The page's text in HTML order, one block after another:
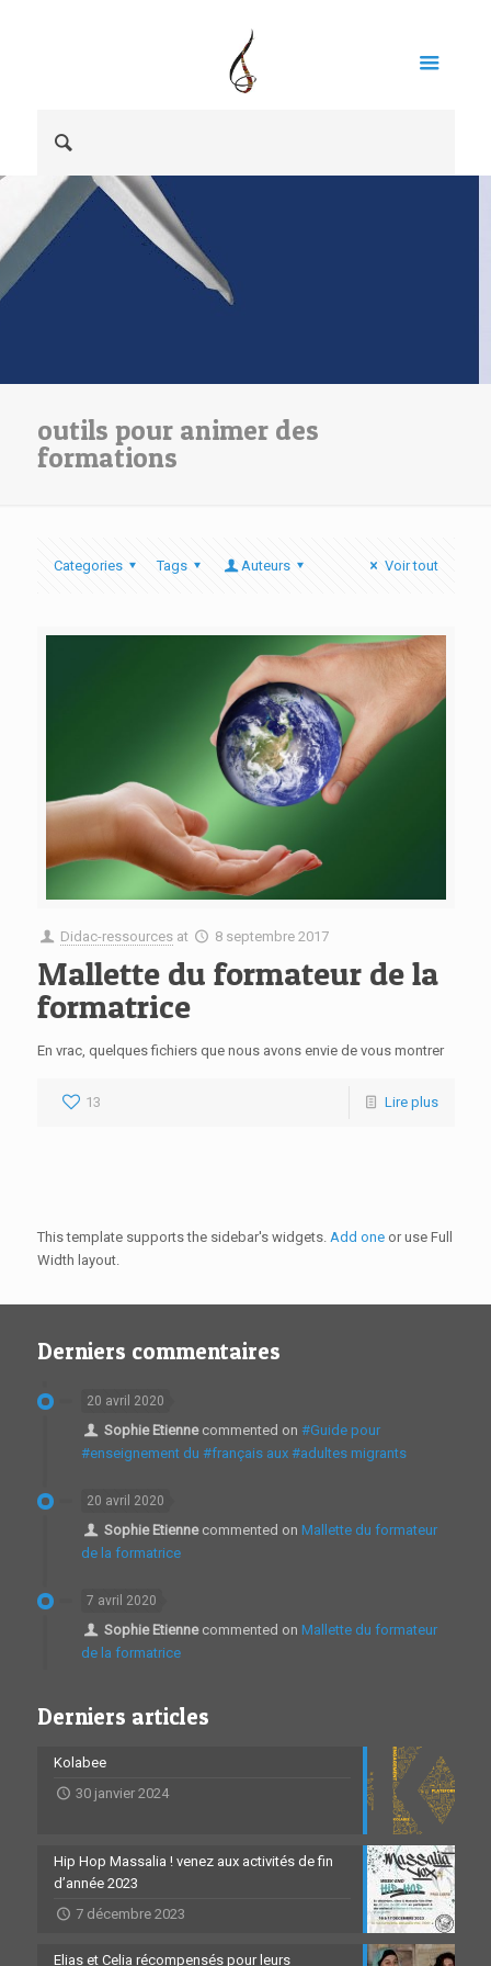
outils pour animer des
formations
Categories Tags Auteurs Voir tout
Didac-ressources at 8 septembre 2017
Mallette du formateur de la
formatrice
En vrac, quelques fichiers que nous avons envie de vous montrer
13 Lire plus
This template supports the sidebar's widgets. Add oneor use Full
Width layout.
Derniers commentaires
20 avril 2020
Sophie Etiennecommented on #Guide pour
#enseignement du #français aux #adultes migrants
20 avril 2020
Sophie Etiennecommented on Mallette du formateur
de la formatrice
7 avril 2020
Sophie Etiennecommented on Mallette du formateur
de la formatrice
Derniers articles
Kolabee
30 janvier 2024
Hip Hop Massalia ! venez aux activités de fin
d’année 2023
7 décembre 2023
Elias et Celia récompensés pour leurs